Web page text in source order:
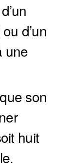
d’un
une
son
huit